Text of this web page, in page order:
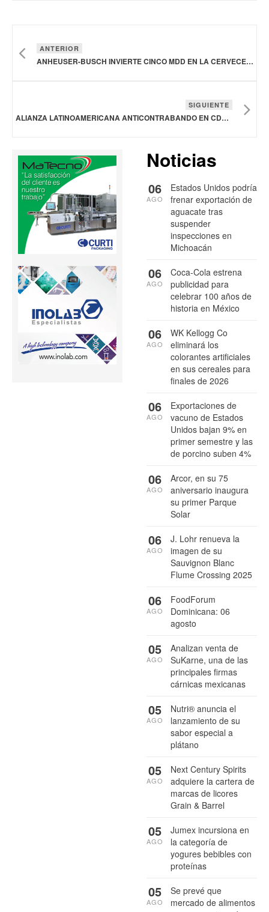
ANTERIOR
ANHEUSER-BUSCH INVIERTE CINCO MDD EN LA CERVECERÍA DE COLUMBUS
SIGUIENTE
ALIANZA LATINOAMERICANA ANTICONTRABANDO EN CDMX: 21 Y 22 MAYO
Noticias
Estados Unidos podría
frenar exportación de
aguacate tras
suspender
inspecciones en
Michoacán
06
AGO
Coca-Cola estrena
publicidad para
celebrar 100 años de
historia en México
06
AGO
WK Kellogg Co
eliminará los
colorantes artificiales
en sus cereales para
finales de 2026
06
AGO
Exportaciones de
vacuno de Estados
Unidos bajan 9% en
primer semestre y las
de porcino suben 4%
06
AGO
Arcor, en su 75
aniversario inaugura
su primer Parque
Solar
06
AGO
J. Lohr renueva la
imagen de su
Sauvignon Blanc
Flume Crossing 2025
06
AGO
FoodForum
Dominicana: 06
agosto
06
AGO
Analizan venta de
SuKarne, una de las
principales firmas
cárnicas mexicanas
05
AGO
Nutri® anuncia el
lanzamiento de su
sabor especial a
plátano
05
AGO
Next Century Spirits
adquiere la cartera de
marcas de licores
Grain & Barrel
05
AGO
Jumex incursiona en
la categoría de
yogures bebibles con
proteínas
05
AGO
Se prevé que
mercado de alimentos
05
AGO